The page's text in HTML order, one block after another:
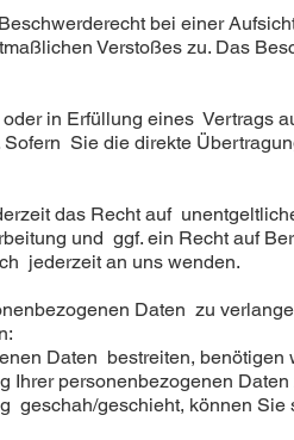
bei einer
Verstoßes zu. Das
in Erfüllung eines Vertrags
Sie die direkte
das Recht auf
und ggf. ein Recht auf
jederzeit an uns wenden.
Daten zu
Daten bestreiten,
Ihrer personenbezogenen Daten
geschieht, können